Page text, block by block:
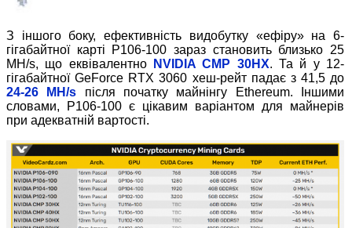
З іншого боку, ефективність видобутку «ефіру» на 6-
гігабайтної карті P106-100 зараз становить близько 25
MH/s, що еквівалентно
NVIDIA CMP 30HX. Та й у 12-
гігабайтної GeForce RTX 3060 хеш-рейт падає з 41,5 до
24-26 MH/s після початку майнінгу Ethereum. Іншими
словами, P106-100 є цікавим варіантом для майнерів
при адекватній вартості.